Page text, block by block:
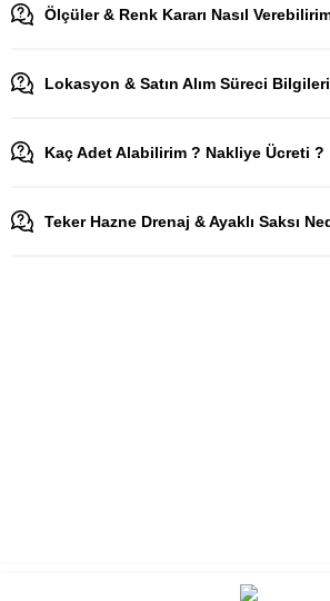
Ölçüler & Renk Kararı Nasıl
Lokasyon & Satın Alım Süreci
Kaç Adet Alabilirim ? Nakliye Ücreti ?
Teker Hazne Drenaj & Ayaklı Saksı